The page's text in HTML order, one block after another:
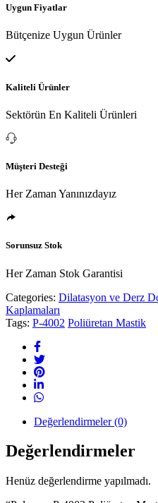
Uygun Fiyatlar
Bütçenize Uygun Ürünler
Kaliteli Ürünler
Sektörün En Kaliteli Ürünleri
Müşteri Desteği
Her Zaman Yanınızdayız
Sorunsuz Stok
Her Zaman Stok Garantisi
Categories: Dilatasyon ve Derz
Kaplamaları
Tags: P-4002 Poliüretan Mastik
Değerlendirmeler (0)
Değerlendirmeler
Henüz değerlendirme yapılmadı.